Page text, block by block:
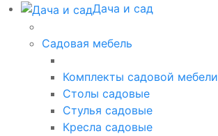
Дача и сад
Садовая мебель
Комплекты садовой мебели
Столы садовые
Стулья садовые
Кресла садовые